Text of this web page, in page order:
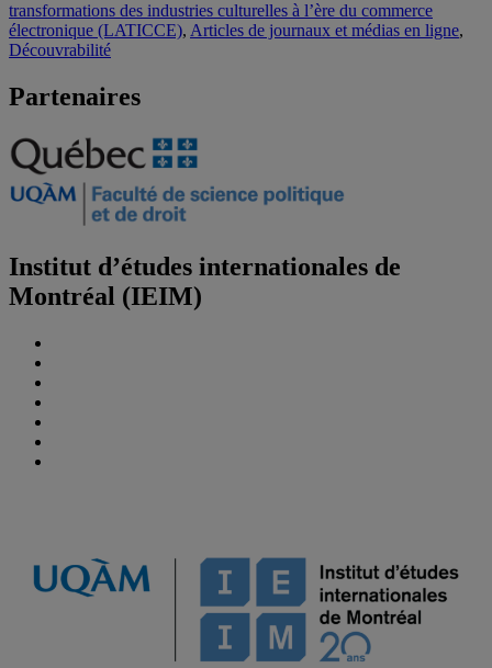
transformations des industries culturelles à l’ère du commerce
électronique (LATICCE), Articles de journaux et médias en ligne,
Découvrabilité
Partenaires
Institut d’études internationales de
Montréal (IEIM)